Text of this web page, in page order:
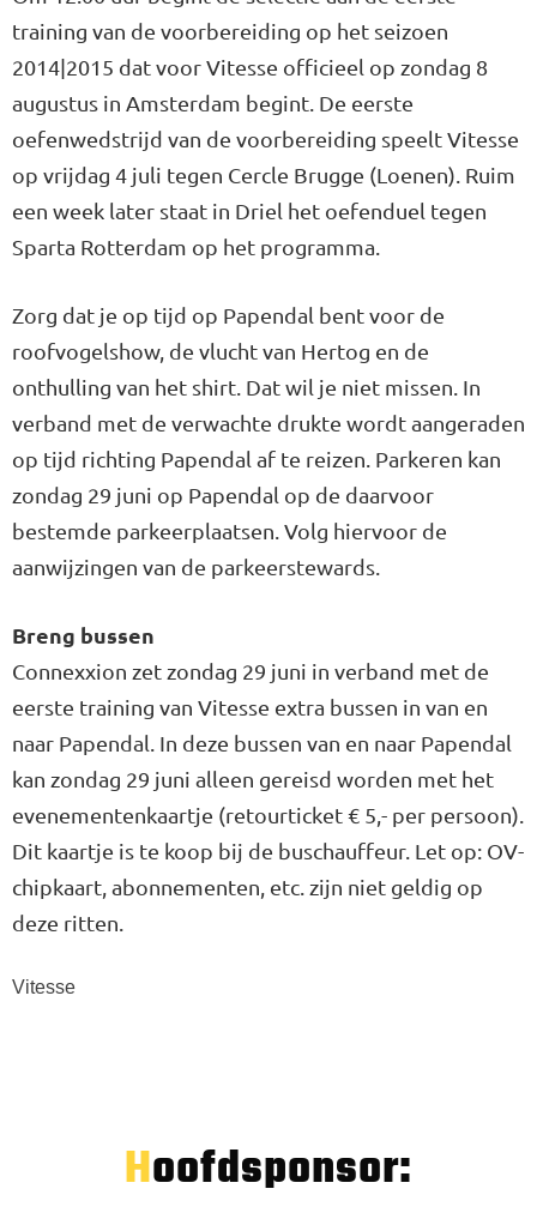
training van de voorbereiding op het seizoen
2014|2015 dat voor Vitesse officieel op zondag 8
augustus in Amsterdam begint. De eerste
oefenwedstrijd van de voorbereiding speelt Vitesse
op vrijdag 4 juli tegen Cercle Brugge (Loenen). Ruim
een week later staat in Driel het oefenduel tegen
Sparta Rotterdam op het programma.
Zorg dat je op tijd op Papendal bent voor de
roofvogelshow, de vlucht van Hertog en de
onthulling van het shirt. Dat wil je niet missen. In
verband met de verwachte drukte wordt aangeraden
op tijd richting Papendal af te reizen. Parkeren kan
zondag 29 juni op Papendal op de daarvoor
bestemde parkeerplaatsen. Volg hiervoor de
aanwijzingen van de parkeerstewards.
Breng bussen
Connexxion zet zondag 29 juni in verband met de
eerste training van Vitesse extra bussen in van en
naar Papendal. In deze bussen van en naar Papendal
kan zondag 29 juni alleen gereisd worden met het
evenementenkaartje (retourticket € 5,- per persoon).
Dit kaartje is te koop bij de buschauffeur. Let op: OV-
chipkaart, abonnementen, etc. zijn niet geldig op
deze ritten.
Vitesse
Hoofdsponsor: